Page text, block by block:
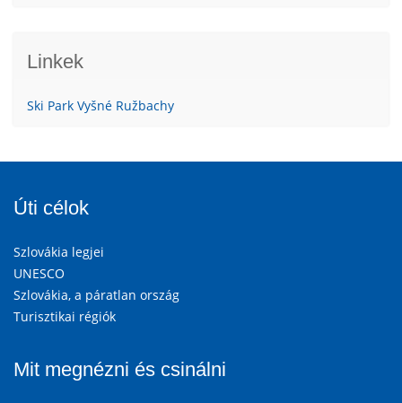
Linkek
Ski Park Vyšné Ružbachy
Úti célok
Szlovákia legjei
UNESCO
Szlovákia, a páratlan ország
Turisztikai régiók
Mit megnézni és csinálni